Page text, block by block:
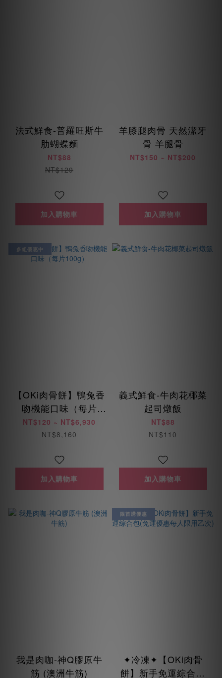
法式鮮食-普羅旺斯牛
肋蝴蝶麵
NT$88
NT$129
加入購物車
羊膝腿肉骨 天然潔牙
骨 羊腿骨
NT$150 ~ NT$200
加入購物車
多組優惠中
【OKi肉骨餅】鴨兔香
吻機能口味（每片
100g）
NT$120 ~ NT$6,930
NT$8,160
加入購物車
義式鮮食-牛肉花椰菜
起司燉飯
NT$88
NT$110
加入購物車
我是肉咖-神Q膠原牛
筋 (澳洲牛筋)
限首購優惠
✦冷凍✦【OKi肉骨
餅】新手免運綜合包